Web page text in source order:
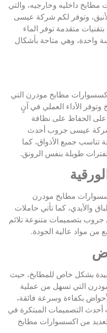
داخليه وخارجيه، والتي
وتوفر لكم شركة عيسى
بتقنيات متقدمة توفر الماء
واحدة، وهي متاحة بأشكال
مطابخ مودرن التي
الأداء العملي في آنٍ
الحفاظ على نظافة
شركة عيسى جروب أحدث
تناسب جميع الأذواق، كما
طويلة بنفس الرونق.
مطابخ مودرن
والأيدي، كما تأتي حاملات
بتصميمات متنوعة تلائم
من مواد عالية الجودة.
بشكل خاص للمطابخ، حيث
التي تسهل من عملية
بكفاءة وسرعة فائقة،
التصميمات المبتكرة في
من اكسسوارات مطابخ